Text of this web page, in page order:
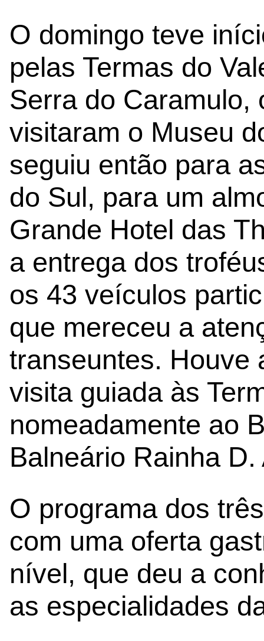
O domingo teve
pelas Termas do
Serra do Caramulo,
visitaram o Museu
seguiu então para
do Sul, para um
Grande Hotel das
a entrega dos
os 43 veículos
que mereceu a
transeuntes. Houve
visita guiada às
nomeadamente ao
Balneário Rainha D.
O programa dos
com uma oferta
nível, que deu a
as especialidades